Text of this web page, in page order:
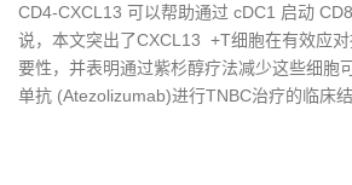
CD4-CXCL13 可以帮助通过 cDC1 启动
说，本文突出了CXCL13 +T细胞在有效应
要性，并表明通过紫杉醇疗法减少这些细胞
单抗 (Atezolizumab)进行TNBC治疗的临床结